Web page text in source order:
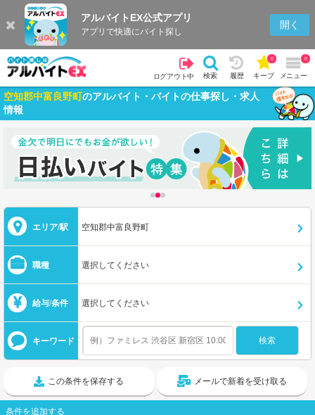
アルバイトEX公式アプリ
アプリで快適にバイト探し
開く
ログアウト中 検索 履歴 キープ
0
メニュー
0
空知郡中富良野町のアルバイト・バイトの仕事探し・求人
情報
エリア/駅 空知郡中富良野町
職種 選択してください
給与/条件 選択してください
キーワード
この条件を保存する メールで新着を受け取る
条件を追加する